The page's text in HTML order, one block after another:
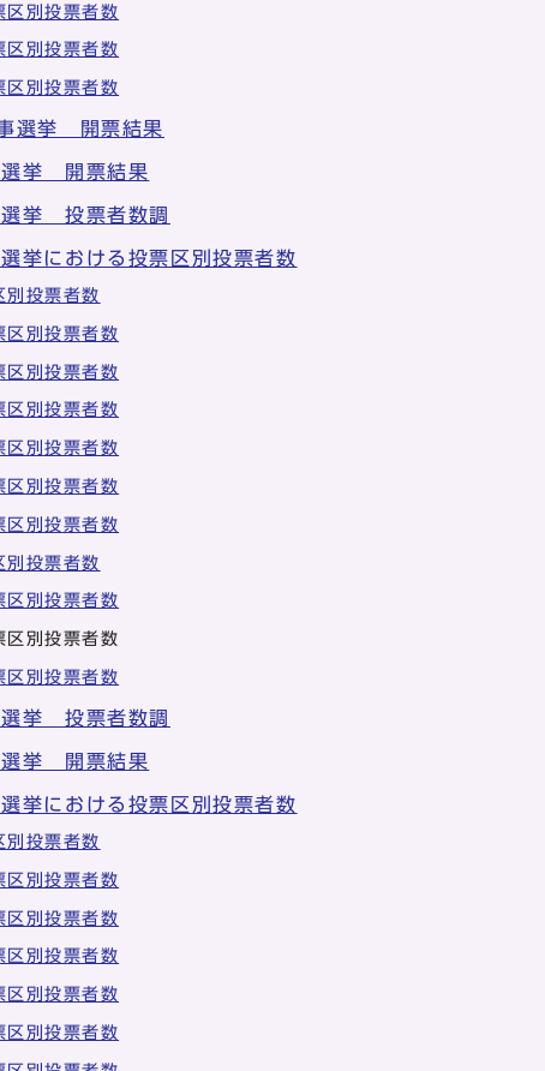
区別投票者数
区別投票者数
区別投票者数
選挙 開票結果
挙 開票結果
挙 投票者数調
における投票区別投票者数
別投票者数
区別投票者数
区別投票者数
区別投票者数
区別投票者数
区別投票者数
区別投票者数
別投票者数
区別投票者数
区別投票者数
区別投票者数
挙 投票者数調
挙 開票結果
における投票区別投票者数
別投票者数
区別投票者数
区別投票者数
区別投票者数
区別投票者数
区別投票者数